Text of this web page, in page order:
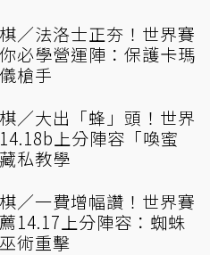
／法洛士正夯！世界賽
必學營運陣：保護卡瑪
槍手
／大出「蜂」頭！世界
上分陣容「喚蜜
私教學
／一費增幅讚！世界賽
14.17上分陣容：蜘蛛
術重擊